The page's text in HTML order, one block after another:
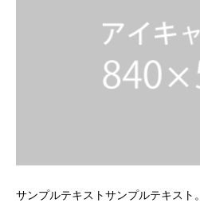
サンプルテキストサンプルテキスト。